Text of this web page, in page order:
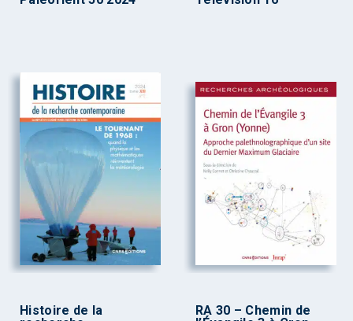
Histoire de la
RA 30 – Chemin de